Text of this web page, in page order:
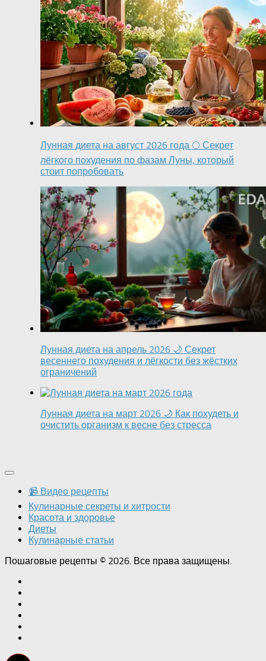
Лунная диета на август 2026 года 🌕 Секрет
лёгкого похудения по фазам Луны, который
стоит попробовать
Лунная диета на апрель 2026 🌙 Секрет
весеннего похудения и лёгкости без жёстких
ограничений
Лунная диета на март 2026 🌙 Как похудеть и
очистить организм к весне без стресса
📹 Видео рецепты
Кулинарные секреты и хитрости
Красота и здоровье
Диеты
Кулинарные статьи
Пошаговые рецепты © 2026. Все права защищены.